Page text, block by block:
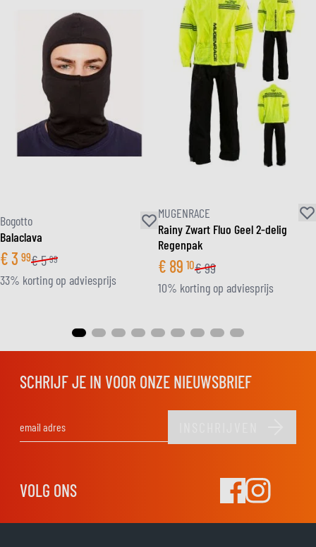
Bogotto
Balaclava
€3 99€5 99
33% korting op adviesprijs
MUGENRACE
Rainy Zwart Fluo Geel 2-delig
Regenpak
€ 89 10€99
10% korting op adviesprijs
SCHRIJF JE IN VOOR ONZE NIEUWSBRIEF
VOLG ONS